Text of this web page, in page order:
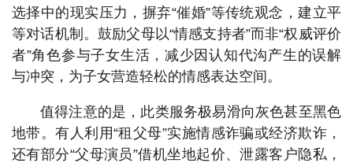
选择中的现实压力，摒弃“催婚”等传统观念，建立平
等对话机制。鼓励父母以“情感支持者”而非“权威评价
者”角色参与子女生活，减少因认知代沟产生的误解
与冲突，为子女营造轻松的情感表达空间。
值得注意的是，此类服务极易滑向灰色甚至黑色
地带。有人利用“租父母”实施情感诈骗或经济欺诈，
还有部分“父母演员”借机坐地起价、泄露客户隐私，